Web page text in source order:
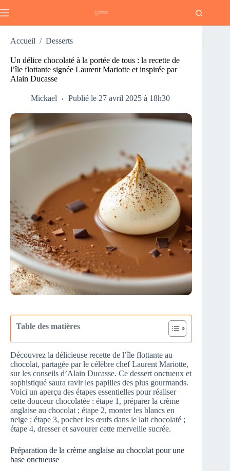
au
Accueil / Desserts
Un délice chocolaté à la portée de tous : la recette de
l’île flottante signée Laurent Mariotte et inspirée par
Alain Ducasse
Mickael Publié le 27 avril 2025 à 18h30
Table des matières
Découvrez la délicieuse recette de l’île flottante au
chocolat, partagée par le célèbre chef Laurent Mariotte,
sur les conseils d’Alain Ducasse. Ce dessert onctueux et
sophistiqué saura ravir les papilles des plus gourmands.
Voici un aperçu des étapes essentielles pour réaliser
cette douceur chocolatée : étape 1, préparer la crème
anglaise au chocolat ; étape 2, monter les blancs en
neige ; étape 3, pocher les œufs dans le lait chocolaté ;
étape 4, dresser et savourer cette merveille sucrée.
Préparation de la crème anglaise au chocolat pour une
base onctueuse